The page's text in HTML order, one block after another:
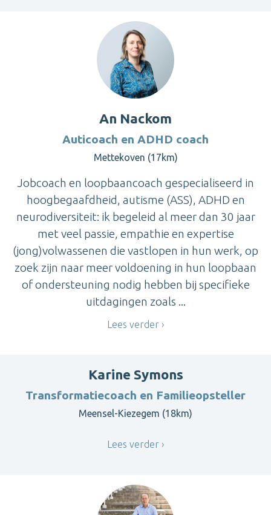
An Nackom
Auticoach en ADHD coach
Mettekoven (17km)
Jobcoach en loopbaancoach gespecialiseerd in
hoogbegaafdheid, autisme (ASS), ADHD en
neurodiversiteit: ik begeleid al meer dan 30 jaar
met veel passie, empathie en expertise
(jong)volwassenen die vastlopen in hun werk, op
zoek zijn naar meer voldoening in hun loopbaan
of ondersteuning nodig hebben bij specifieke
uitdagingen zoals ...
Lees verder
Karine Symons
Transformatiecoach en Familieopsteller
Meensel-Kiezegem (18km)
Lees verder